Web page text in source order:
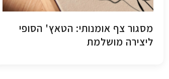
מסגור צף אומנותי: הטאץ' הסופי
ליצירה מושלמת